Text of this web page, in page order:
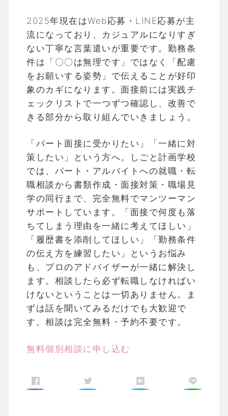
2025年現在はWeb応募・LINE応募が主
流になっており、カジュアルになりすぎ
ない丁寧な言葉遣いが重要です。勤務条
件は「〇〇は無理です」ではなく「配慮
をお願いする姿勢」で伝えることが好印
象のカギになります。面接前には実践チ
ェックリストで一つずつ確認し、改善で
きる部分から取り組んでいきましょう。
「パート面接に受かりたい」「一緒に対
策したい」という方へ。しごと計画学校
では、パート・アルバイトへの就職・転
職相談から書類作成・面接対策・職場見
学の同行まで、完全無料でマンツーマン
サポートしています。「面接で何度も落
ちてしまう理由を一緒に考えてほしい」
「履歴書を添削してほしい」「勤務条件
の伝え方を練習したい」というお悩み
も、プロのアドバイザーが一緒に解決し
ます。相談したら必ず転職しなければい
けないということは一切ありません。ま
ずは話を聞いてみるだけでも大歓迎で
す。相談は完全無料・予約不要です。
無料個別相談に申し込む